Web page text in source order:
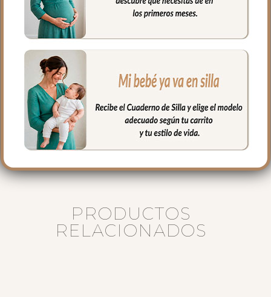
capazos del mercado
– Gemelar — diseñado para capazos
dobles de gemelos
-Pequeño — para capazos compactos
de viaje o portátiles
Fabricado en España con materiales
libres de sustancias nocivas. Un jardín de
calma para los paseos de tu bebé.
PRODUCTOS
RELACIONADOS